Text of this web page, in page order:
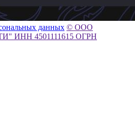
данных © ООО
ИНН 4501111615 ОГРН